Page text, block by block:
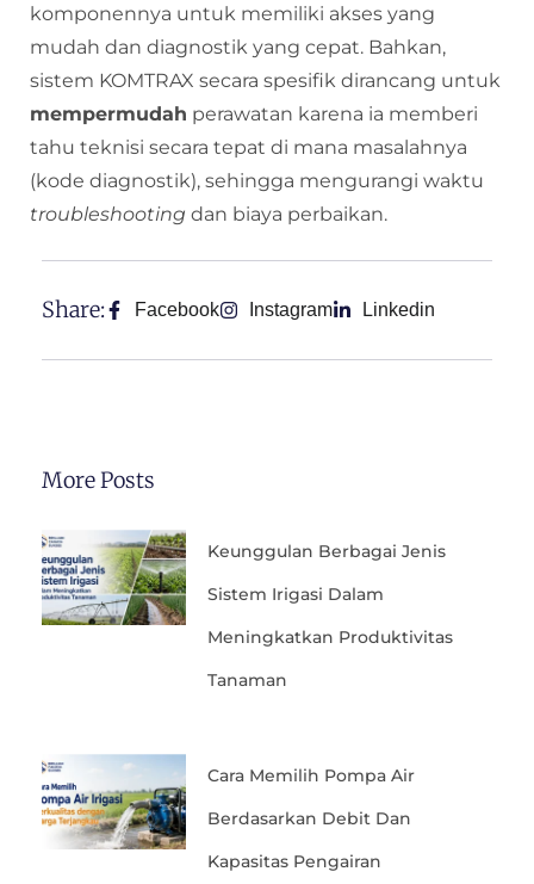
komponennya untuk memiliki akses yang
mudah dan diagnostik yang cepat. Bahkan,
sistem KOMTRAX secara spesifik dirancang untuk
mempermudah perawatan karena ia memberi
tahu teknisi secara tepat di mana masalahnya
(kode diagnostik), sehingga mengurangi waktu
troubleshooting dan biaya perbaikan.
Share: Facebook Instagram Linkedin
More Posts
Keunggulan Berbagai Jenis
Sistem Irigasi Dalam
Meningkatkan Produktivitas
Tanaman
Cara Memilih Pompa Air
Berdasarkan Debit Dan
Kapasitas Pengairan